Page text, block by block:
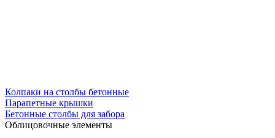
Колпаки на столбы бетонные
Парапетные крышки
Бетонные столбы для забора
Облицовочные элементы